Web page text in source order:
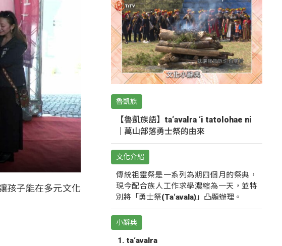
孩子能在多元文化
魯凱族
【魯凱族語】ta‘avalra ‘i tatolohae ni
｜萬山部落勇士祭的由來
文化介紹
傳統祖靈祭是一系列為期四個月的祭典，
現今配合族人工作求學濃縮為一天，並特
別將「勇士祭(Ta‘avala)」凸顯辦理。
小辭典
ta‘avalra